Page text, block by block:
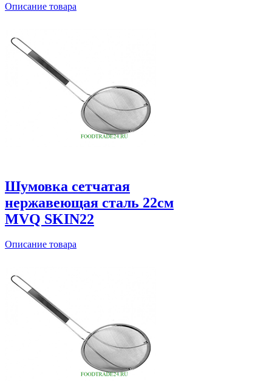
Описание товара
Шумовка сетчатая
нержавеющая сталь 22см
MVQ SKIN22
Описание товара